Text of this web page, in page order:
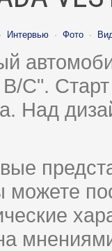
· Интервью · Фото ·
C".
Над
можете